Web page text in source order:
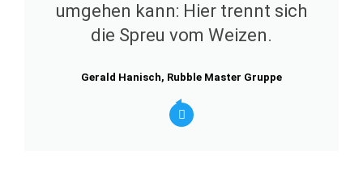
umgehen kann: Hier trennt sich
die Spreu vom Weizen.
Gerald Hanisch, Rubble Master Gruppe